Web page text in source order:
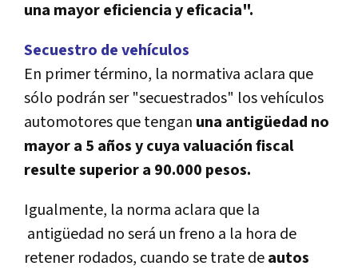
una mayor eficiencia y eficacia".
Secuestro de vehículos
En primer término, la normativa aclara que
sólo podrán ser "secuestrados" los vehículos
automotores que tengan una antigüedad no
mayor a 5 años y cuya valuación fiscal
resulte superior a 90.000 pesos.
Igualmente, la norma aclara que la
antigüedad no será un freno a la hora de
retener rodados, cuando se trate deautos